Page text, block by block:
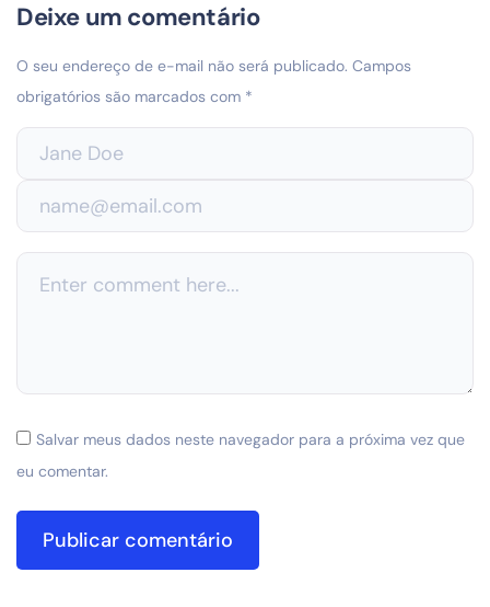
Deixe um comentário
O seu endereço de e-mail não será publicado. Campos
obrigatórios são marcados com *
Salvar meus dados neste navegador para a próxima vez que
eu comentar.